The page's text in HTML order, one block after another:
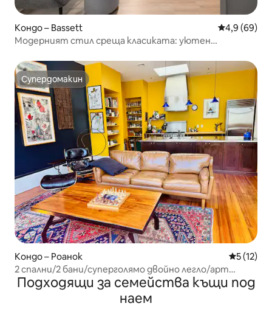
Кондо – Bassett Средна
4,9 (69)
Модерният стил среща класиката: уютен
Супердомакин
Супердомакин
Кондо – Роанок Средна
5 (12)
2 спални/2 бани/суперголямо двойно легло/арт
лофт/балкон/2 безплатни паркоместа
Подходящи за семейства къщи под
наем